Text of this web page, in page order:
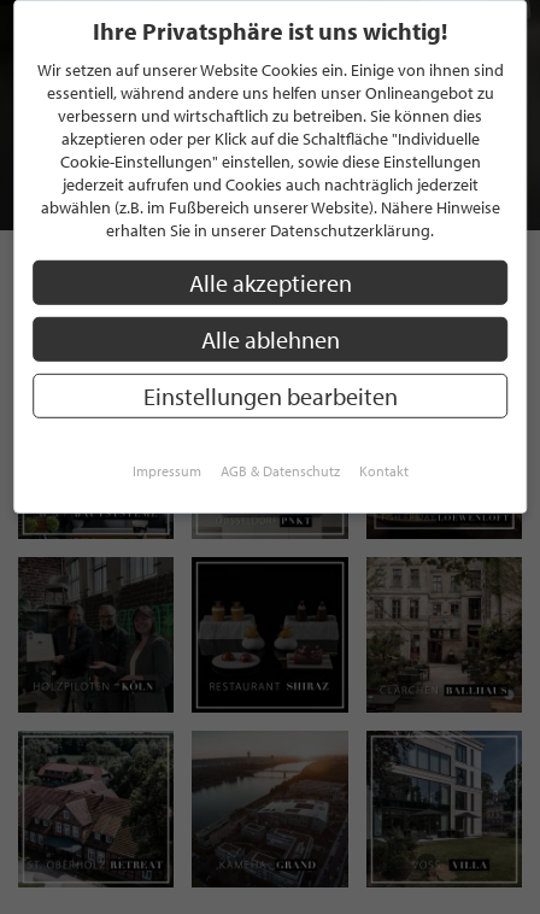
BEWERBEN SIE SICH FÜR EINE GRATIS
MITGLIEDSCHAFT BEI STILPUNKTE®
JETZT GRATIS BEWERBEN
STILPUNKTE AUF
INSTAGRAM
Ihre Privatsphäre ist uns wichtig!
Wir setzen auf unserer Website Cookies ein. Einige von ihnen sind
essentiell, während andere uns helfen unser Onlineangebot zu
verbessern und wirtschaftlich zu betreiben. Sie können dies
akzeptieren oder per Klick auf die Schaltfläche "Individuelle
Cookie-Einstellungen" einstellen, sowie diese Einstellungen
jederzeit aufrufen und Cookies auch nachträglich jederzeit
abwählen (z.B. im Fußbereich unserer Website). Nähere Hinweise
erhalten Sie in unserer Datenschutzerklärung.
Alle akzeptieren
Alle ablehnen
Einstellungen bearbeiten
Impressum AGB & Datenschutz Kontakt